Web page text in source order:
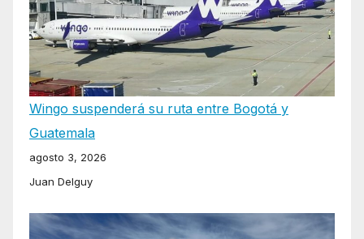
Wingo suspenderá su ruta entre Bogotá y
Guatemala
agosto 3, 2026
Juan Delguy